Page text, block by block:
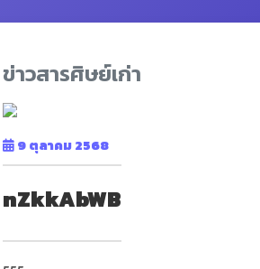
ข่าวสารศิษย์เก่า
9 ตุลาคม 2568
nZkkAbWB